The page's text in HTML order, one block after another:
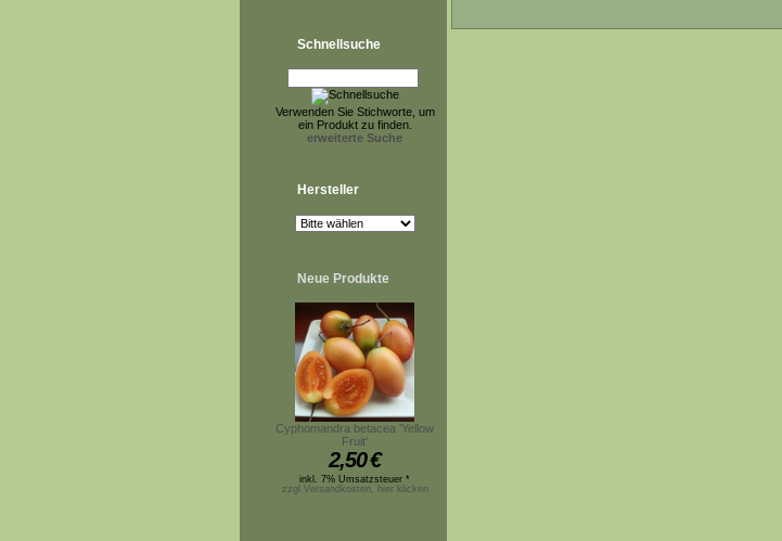
Schnellsuche
Verwenden Sie Stichworte, um
ein Produkt zu finden.
erweiterte Suche
Hersteller
Neue Produkte
Cyphomandra betacea 'Yellow
Fruit'
2,50€
inkl. 7% Umsatzsteuer *
zzgl.Versandkosten, hier klicken